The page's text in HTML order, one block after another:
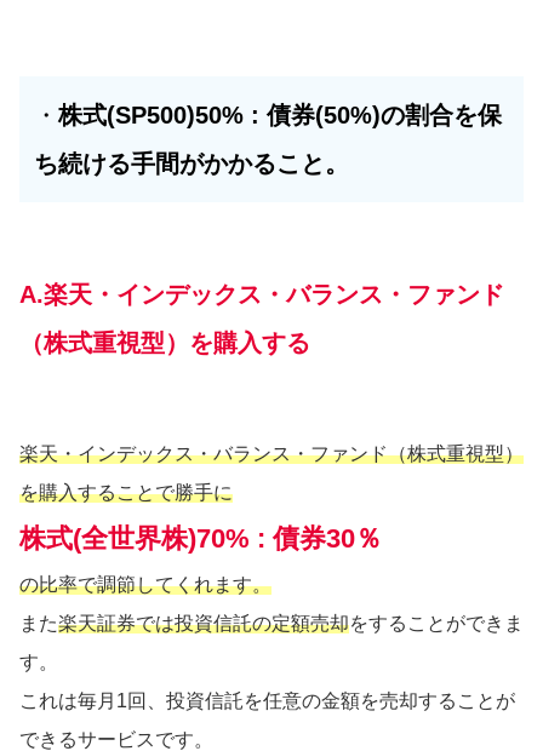
・株式(SP500)50% : 債券(50%)の割合を保
ち続ける手間がかかること。
A.楽天・インデックス・バランス・ファンド
（株式重視型）を購入する
楽天・インデックス・バランス・ファンド（株式重視型）
を購入することで勝手に
株式(全世界株)70% : 債券30％
の比率で調節してくれます。
また楽天証券では投資信託の定額売却をすることができま
す。
これは毎月1回、投資信託を任意の金額を売却することが
できるサービスです。